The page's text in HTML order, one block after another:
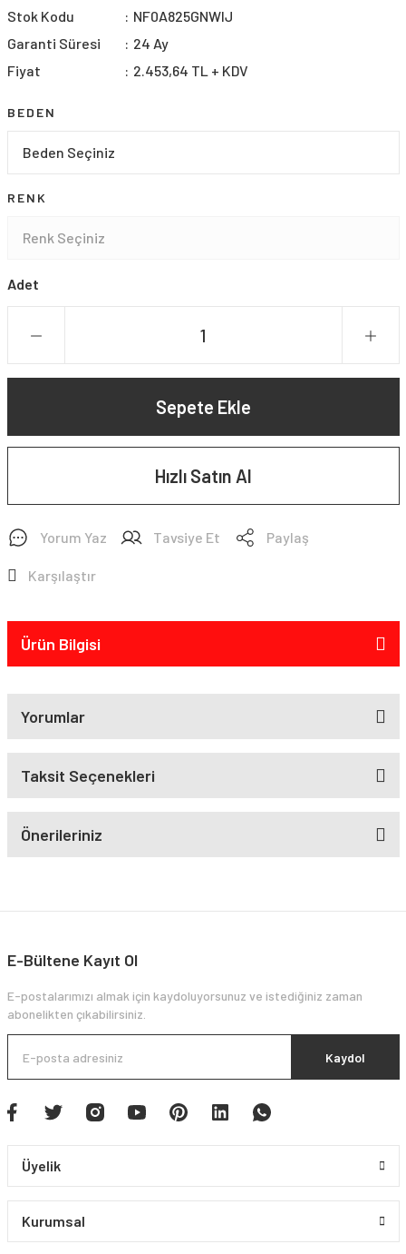
Stok Kodu
NF0A825GNWIJ
Garanti Süresi
24 Ay
Fiyat
2.453,64 TL + KDV
BEDEN
RENK
Adet
Sepete Ekle
Hızlı Satın Al
Yorum Yaz Tavsiye Et Paylaş
Karşılaştır
Ürün Bilgisi
Yorumlar
Taksit Seçenekleri
Önerileriniz
E-Bültene Kayıt Ol
E-postalarımızı almak için kaydoluyorsunuz ve istediğiniz zaman
abonelikten çıkabilirsiniz.
Kaydol
Üyelik
Kurumsal